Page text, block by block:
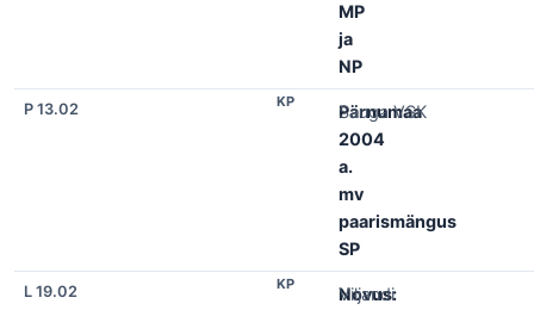
MP
ja
NP
P 13.02 KP
Pärnumaa
2004
a.
mv
paarismängus
SP
Sauga VSK
L 19.02 KP
Novus:
Viljandi